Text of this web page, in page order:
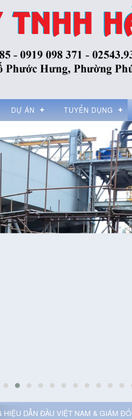
DỰ ÁN TUYỂN DỤNG
DẪN ĐẦU VIỆT NAM & GIÁM